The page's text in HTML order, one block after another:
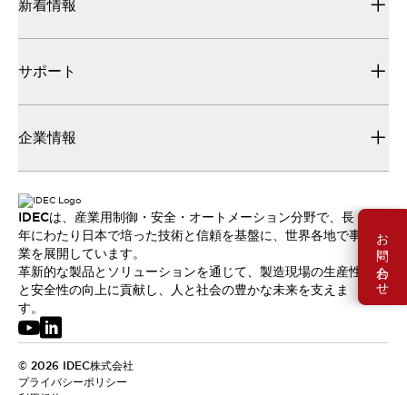
お問い合わせ
新着情報
サポート
企業情報
IDECは、産業用制御・安全・オートメーション分野で、長
年にわたり日本で培った技術と信頼を基盤に、世界各地で事
業を展開しています。
革新的な製品とソリューションを通じて、製造現場の生産性
と安全性の向上に貢献し、人と社会の豊かな未来を支えま
す。
© 2026 IDEC株式会社
プライバシーポリシー